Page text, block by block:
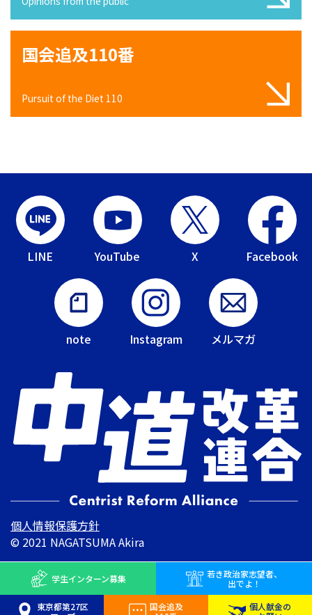
国会追及110番
Pursuit of the Diet 110
LINE YouTube X Facebook
note Instagram メルマガ
個人情報保護方針
© 2021 NAGATSUMA Akira
学生インターン募集 若き政治家志望者、
出でよ！
東京都第27区
国会追及
個人献金の